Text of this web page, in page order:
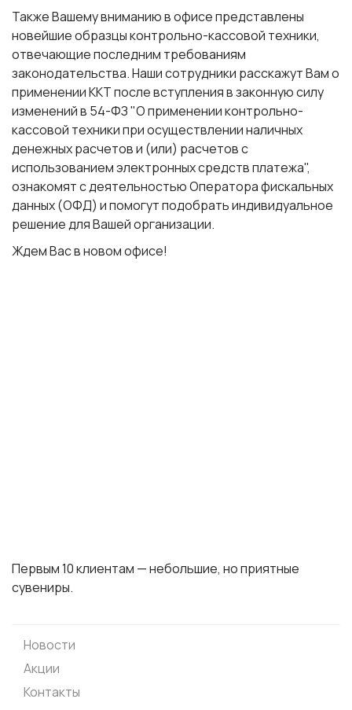
Также Вашему вниманию в офисе представлены
новейшие образцыконтрольно-кассовой техники,
отвечающие последним требованиям
законодательства. Наши сотрудники расскажут Вам о
применении ККТ после вступления в законную силу
изменений в 54-ФЗ "О применении контрольно-
кассовой техники при осуществлении наличных
денежных расчетов и (или) расчетов с
использованием электронных средств платежа",
ознакомят с деятельностьюОператора фискальных
данных (ОФД) и помогут подобрать индивидуальное
решение для Вашей организации.
Ждем Вас в новом офисе!
Первым 10 клиентам — небольшие, но приятные
сувениры.
Новости
Акции
Контакты